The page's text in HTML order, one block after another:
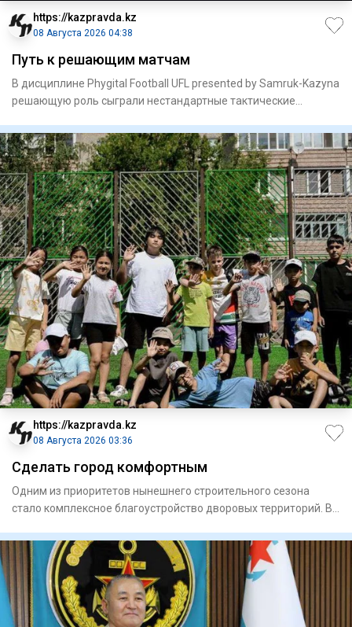
https://kazpravda.kz
08 Августа 2026 04:38
Путь к решающим матчам
В дисциплине Phygital Football UFL presented by Samruk-Kazyna
решающую роль сыграли нестандартные тактические
https://kazpravda.kz
08 Августа 2026 03:36
Сделать город комфортным
Одним из приоритетов нынешнего строительного сезона
стало комплексное благоустройство дворовых территорий. В